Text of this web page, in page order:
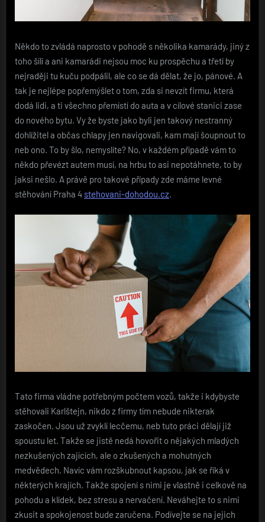
Někdo to zvládá naprosto v pohodě s několika kamarády, jiný z
toho šílí a ani kamarádi nejsou moc ku prospěchu a třetí by
nejraději tu kuču podpálil, ale co se dá dělat, že jo, pánové. A
tak je nejlépe popřemýšlet o tom, zda si nevzít firmu, která
dodá lidi, a ti všechno přemístí do auta a v cílové stanici zase
do nového bytu. Vy že byste jako byli jen takový nestranný
dohlížitel a občas chlapy jen navigovali, kam mají šoupnout to
neb ono. To by šlo, nemyslíte? No, v každém případě vám to
někdo převézt autem musí, na hrbu to asi nepotáhnete, to by
jaksi nešlo. A právě pro takové případy zde máme levné
stěhování Praha 4 stehovani-dohodou.cz.
Tato firma vládne potřebným počtem vozů, takže i kdybyste
stěhovali Karlštejn, nikdo z firmy tím nebude nikterak
zaskočen. Jsou už zvyklí lecčemu, neb tuto práci dělají již
spoustu let. Takže se jistě nedá hovořit o nějakých mladých
nezkušených zajících, ale o zkušených a mohutných
medvědech. Navíc vám rozškubnout kapsou, jak se říká v
některých krajích. Takže spojení s nimi je vlastně i celkově na
pohodu a klídek, bez stresu a nervačení. Neváhejte to s nimi
zkusit a spokojenost bude zaručena. Podívejte se na jejich